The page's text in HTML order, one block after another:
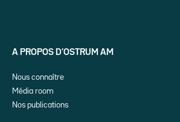
A PROPOS D’OSTRUM AM
Nous connaître
Média room
Nos publications